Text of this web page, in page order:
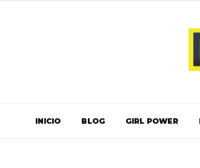
INICIO BLOG GIRL POWER